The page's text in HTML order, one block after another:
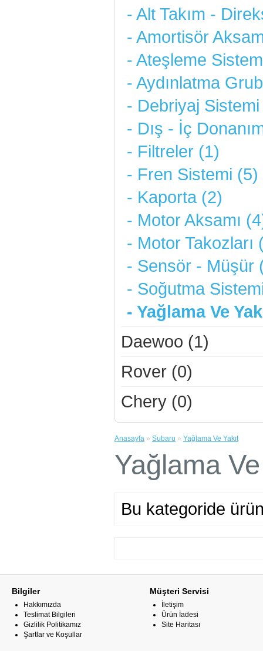
- Alt Takım -
- Amortisör
- Ateşleme
- Aydınlatma
- Debriyaj
- Dış - İç
- Filtreler (1)
- Fren Sistemi (5)
- Kaporta (2)
- Motor Aksamı
- Motor Takozları
- Sensör - Müşür
- Soğutma
- Yağlama Ve
Daewoo (1)
Rover (0)
Chery (0)
Anasayfa » Subaru » Yağlama Ve Yakıt
Yağlama Ve
Bu kategoride
Bilgiler
Hakkımızda
Teslimat Bilgileri
Gizlilik Politikamız
Şartlar ve Koşullar
Müşteri Servisi
İletişim
Ürün İadesi
Site Haritası